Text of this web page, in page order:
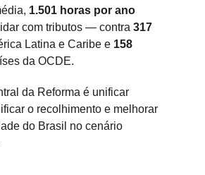
1.501 horas por ano
com tributos — contra 317
Latina e Caribe e 158
da OCDE.
da Reforma é unificar
o recolhimento e melhorar
do Brasil no cenário